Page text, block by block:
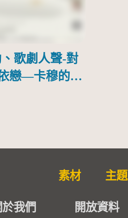
歌劇人聲-對
戀—卡穆的馬
素材 主題
於我們 開放資料